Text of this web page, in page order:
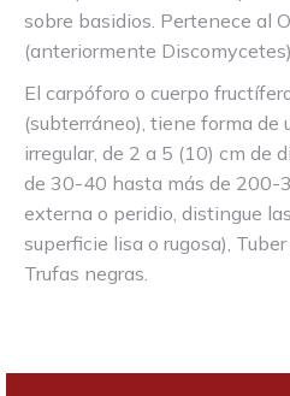
sobre basidios. Pertenece al
(anteriormente
El carpóforo o cuerpo
(subterráneo), tiene forma de
irregular, de 2 a 5 (10) cm de
de 30-40 hasta más de 200-
externa o peridio, distingue
superficie lisa o rugosa),
Trufas negras.